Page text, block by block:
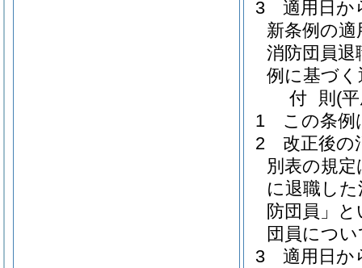
3
適用日か
新条例の
消防団員退
例に基づ
付 則 (
1
この条例
2
改正後の
別表の規
に退職し
防団員」
団員につ
3
適用日か